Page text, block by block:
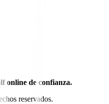
online de confianza.
reservados.